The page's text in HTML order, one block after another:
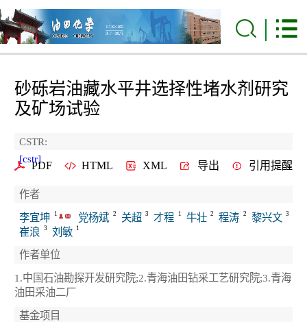
砂砾岩油藏水平井选择性堵水剂研究
及矿场试验
CSTR:
[cstr]
PDF HTML XML 导出 引用提醒
作者
李宜坤
1 党杨斌 2 关超 3 才程 1 牛壮 2 程涛 2 黎兴文 3
崔浪 3 刘敏 1
作者单位
1.中国石油勘探开发研究院;2.青海油田钻采工艺研究院;3.青海
油田采油二厂
基金项目